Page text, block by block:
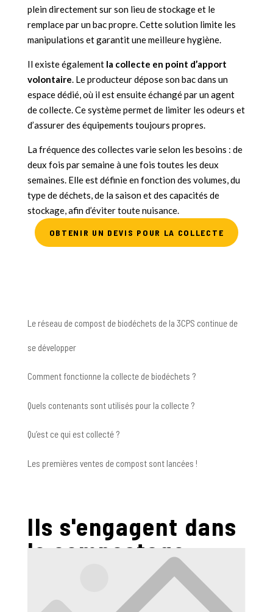
plein directement sur son lieu de stockage et le
remplace par un bac propre. Cette solution limite les
manipulations et garantit une meilleure hygiène.
Il existe également la collecte en point d’apport
volontaire. Le producteur dépose son bac dans un
espace dédié, où il est ensuite échangé par un agent
de collecte. Ce système permet de limiter les odeurs et
d’assurer des équipements toujours propres.
La fréquence des collectes varie selon les besoins : de
deux fois par semaine à une fois toutes les deux
semaines. Elle est définie en fonction des volumes, du
type de déchets, de la saison et des capacités de
stockage, afin d’éviter toute nuisance.
OBTENIR UN DEVIS POUR LA COLLECTE
Le réseau de compost de biodéchets de la 3CPS continue de
se développer
Comment fonctionne la collecte de biodéchets ?
Quels contenants sont utilisés pour la collecte ?
Qu’est ce qui est collecté ?
Les premières ventes de compost sont lancées !
Ils s'engagent dans
le compostage